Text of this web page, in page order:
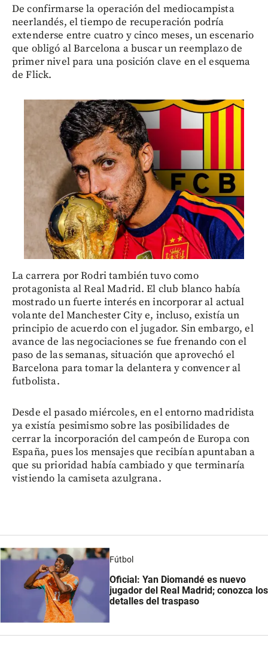
De confirmarse la operación del mediocampista
neerlandés, el tiempo de recuperación podría
extenderse entre cuatro y cinco meses, un escenario
que obligó al Barcelona a buscar un reemplazo de
primer nivel para una posición clave en el esquema
de Flick.
La carrera por Rodri también tuvo como
protagonista al Real Madrid. El club blanco había
mostrado un fuerte interés en incorporar al actual
volante del Manchester City e, incluso, existía un
principio de acuerdo con el jugador. Sin embargo, el
avance de las negociaciones se fue frenando con el
paso de las semanas, situación que aprovechó el
Barcelona para tomar la delantera y convencer al
futbolista.
Desde el pasado miércoles, en el entorno madridista
ya existía pesimismo sobre las posibilidades de
cerrar la incorporación del campeón de Europa con
España, pues los mensajes que recibían apuntaban a
que su prioridad había cambiado y que terminaría
vistiendo la camiseta azulgrana.
Fútbol
Oficial: Yan Diomandé es nuevo
jugador del Real Madrid; conozca los
detalles del traspaso